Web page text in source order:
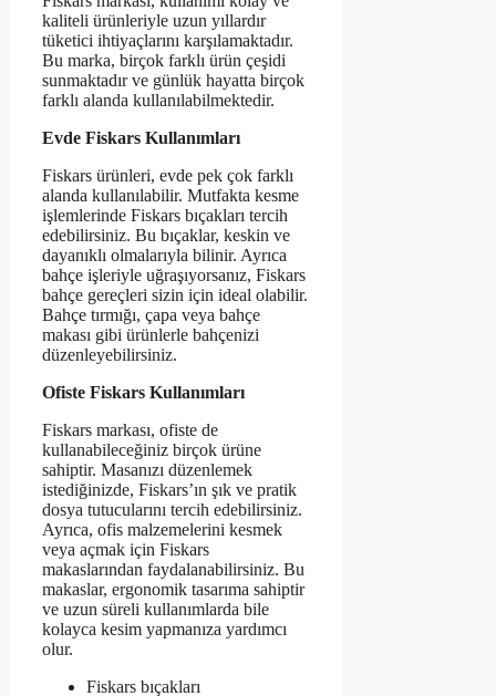
kaliteli ürünleriyle uzun yıllardır
tüketici ihtiyaçlarını karşılamaktadır.
Bu marka, birçok farklı ürün çeşidi
sunmaktadır ve günlük hayatta birçok
farklı alanda kullanılabilmektedir.
Evde Fiskars Kullanımları
Fiskars ürünleri, evde pek çok farklı
alanda kullanılabilir. Mutfakta kesme
işlemlerinde Fiskars bıçakları tercih
edebilirsiniz. Bu bıçaklar, keskin ve
dayanıklı olmalarıyla bilinir. Ayrıca
bahçe işleriyle uğraşıyorsanız, Fiskars
bahçe gereçleri sizin için ideal olabilir.
Bahçe tırmığı, çapa veya bahçe
makası gibi ürünlerle bahçenizi
düzenleyebilirsiniz.
Ofiste Fiskars Kullanımları
Fiskars markası, ofiste de
kullanabileceğiniz birçok ürüne
sahiptir. Masanızı düzenlemek
istediğinizde, Fiskars’ın şık ve pratik
dosya tutucularını tercih edebilirsiniz.
Ayrıca, ofis malzemelerini kesmek
veya açmak için Fiskars
makaslarından faydalanabilirsiniz. Bu
makaslar, ergonomik tasarıma sahiptir
ve uzun süreli kullanımlarda bile
kolayca kesim yapmanıza yardımcı
olur.
Fiskars bıçakları